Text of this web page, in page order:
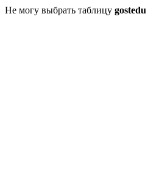
Не могу выбрать таблицу gostedu